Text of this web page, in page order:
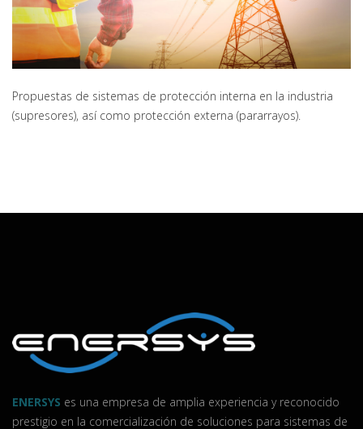
Propuestas de sistemas de protección interna en la industria
(supresores), así como protección externa (pararrayos).
ENERSYS es una empresa de amplia experiencia y reconocido
prestigio en la comercialización de soluciones para sistemas de